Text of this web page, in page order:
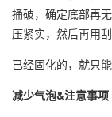
捅破，确定底部再
压紧实，然后再用刮
已经固化的，就只
减少气泡&注意事项